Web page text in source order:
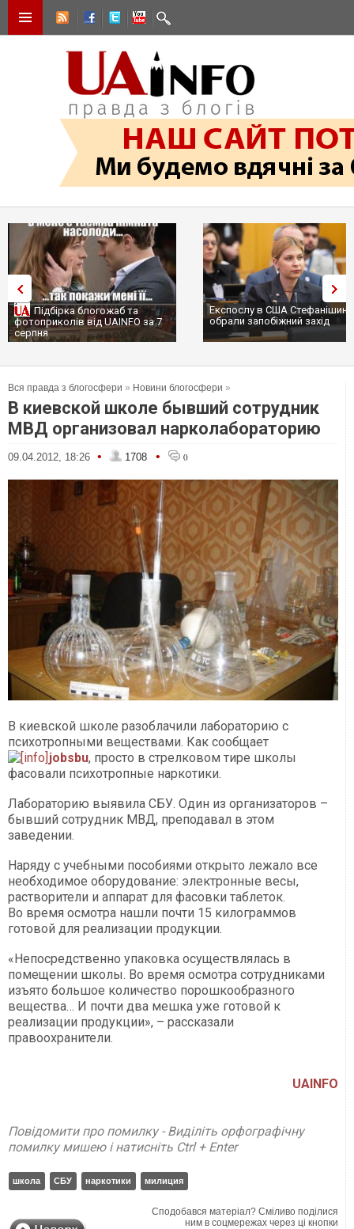
Підбірка блогожаб та
фотоприколів від UAINFO за 7
серпня
Експослу в США
обрали запобіжний захід
Вся правда з блогосфери » Новини блогосфери »
В киевской школе бывший сотрудник
МВД организовал нарколабораторию
09.04.2012, 18:26 • 1708 • 0
В киевской школе разоблачили лабораторию с
психотропными веществами. Как сообщает
jobsbu, просто в стрелковом тире школы
фасовали психотропные наркотики.
Лабораторию выявила СБУ. Один из организаторов –
бывший сотрудник МВД, преподавал в этом
заведении.
Наряду с учебными пособиями открыто лежало все
необходимое оборудование: электронные весы,
растворители и аппарат для фасовки таблеток.
Во время осмотра нашли почти 15 килограммов
готовой для реализации продукции.
«Непосредственно упаковка осуществлялась в
помещении школы. Во время осмотра сотрудниками
изъято большое количество порошкообразного
вещества… И почти два мешка уже готовой к
реализации продукции», – рассказали
правоохранители.
UAINFO
Повідомити про помилку - Виділіть орфографічну
помилку мишею і натисніть Ctrl + Enter
школа СБУ наркотики милиция
Сподобався матеріал? Сміливо поділися
ним в соцмережах через ці кнопки